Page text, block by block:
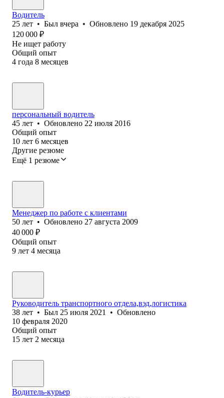
Водитель
25 лет • Был вчера • Обновлено 19 декабря 2025
120 000 ₽
Не ищет работу
Общий опыт
4 года 8 месяцев
персональный водитель
45 лет • Обновлено 22 июля 2016
Общий опыт
10 лет 6 месяцев
Другие резюме
Ещё 1 резюме
Менеджер по работе с клиентами
50 лет • Обновлено 27 августа 2009
40 000 ₽
Общий опыт
9 лет 4 месяца
Руководитель транспортного отдела,вэд,логистика
38 лет • Был 25 июля 2021 • Обновлено
10 февраля 2020
Общий опыт
15 лет 2 месяца
Водитель-курьер